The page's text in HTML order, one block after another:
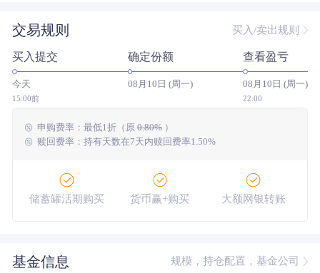
近三年 --/--
近五年 -- 0.00% --/--
今年以来 758/1446
成立以来 1.70 %
交易规则 买入/卖出规则
买入提交
今天
15:00前
确定份额
08月10日 (周一)
查看盈亏
08月10日 (周一)
22:00
申购费率： 最低1折（原 0.80%）
赎回费率：持有天数在7天内赎回费率1.50%
储蓄罐活期购买 货币赢+购买 大额网银转账
基金信息 规模，持仓配置，基金公司